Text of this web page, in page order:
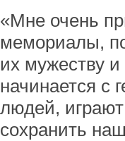
«Мне очень
мемориалы,
их мужеству и
начинается с
людей,
сохранить